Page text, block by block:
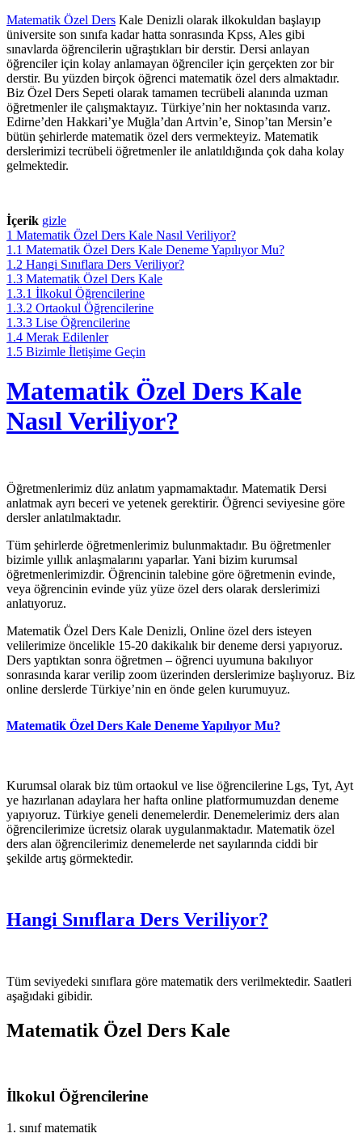
Matematik Özel Ders Kale Denizli olarak ilkokuldan başlayıp
üniversite son sınıfa kadar hatta sonrasında Kpss, Ales gibi
sınavlarda öğrencilerin uğraştıkları bir derstir. Dersi anlayan
öğrenciler için kolay anlamayan öğrenciler için gerçekten zor bir
derstir. Bu yüzden birçok öğrenci matematik özel ders almaktadır.
Biz Özel Ders Sepeti olarak tamamen tecrübeli alanında uzman
öğretmenler ile çalışmaktayız. Türkiye’nin her noktasında varız.
Edirne’den Hakkari’ye Muğla’dan Artvin’e, Sinop’tan Mersin’e
bütün şehirlerde matematik özel ders vermekteyiz. Matematik
derslerimizi tecrübeli öğretmenler ile anlatıldığında çok daha kolay
gelmektedir.
İçerik gizle
1 Matematik Özel Ders Kale Nasıl Veriliyor?
1.1 Matematik Özel Ders Kale Deneme Yapılıyor Mu?
1.2 Hangi Sınıflara Ders Veriliyor?
1.3 Matematik Özel Ders Kale
1.3.1 İlkokul Öğrencilerine
1.3.2 Ortaokul Öğrencilerine
1.3.3 Lise Öğrencilerine
1.4 Merak Edilenler
1.5 Bizimle İletişime Geçin
Matematik Özel Ders Kale
Nasıl Veriliyor?
Öğretmenlerimiz düz anlatım yapmamaktadır. Matematik Dersi
anlatmak ayrı beceri ve yetenek gerektirir. Öğrenci seviyesine göre
dersler anlatılmaktadır.
Tüm şehirlerde öğretmenlerimiz bulunmaktadır. Bu öğretmenler
bizimle yıllık anlaşmalarını yaparlar. Yani bizim kurumsal
öğretmenlerimizdir. Öğrencinin talebine göre öğretmenin evinde,
veya öğrencinin evinde yüz yüze özel ders olarak derslerimizi
anlatıyoruz.
Matematik Özel Ders Kale Denizli, Online özel ders isteyen
velilerimize öncelikle 15-20 dakikalık bir deneme dersi yapıyoruz.
Ders yaptıktan sonra öğretmen – öğrenci uyumuna bakılıyor
sonrasında karar verilip zoom üzerinden derslerimize başlıyoruz. Biz
online derslerde Türkiye’nin en önde gelen kurumuyuz.
Matematik Özel Ders Kale Deneme Yapılıyor Mu?
Kurumsal olarak biz tüm ortaokul ve lise öğrencilerine Lgs, Tyt, Ayt
ye hazırlanan adaylara her hafta online platformumuzdan deneme
yapıyoruz. Türkiye geneli denemelerdir. Denemelerimiz ders alan
öğrencilerimize ücretsiz olarak uygulanmaktadır. Matematik özel
ders alan öğrencilerimiz denemelerde net sayılarında ciddi bir
şekilde artış görmektedir.
Hangi Sınıflara Ders Veriliyor?
Tüm seviyedeki sınıflara göre matematik ders verilmektedir. Saatleri
aşağıdaki gibidir.
Matematik Özel Ders Kale
İlkokul Öğrencilerine
1. sınıf matematik